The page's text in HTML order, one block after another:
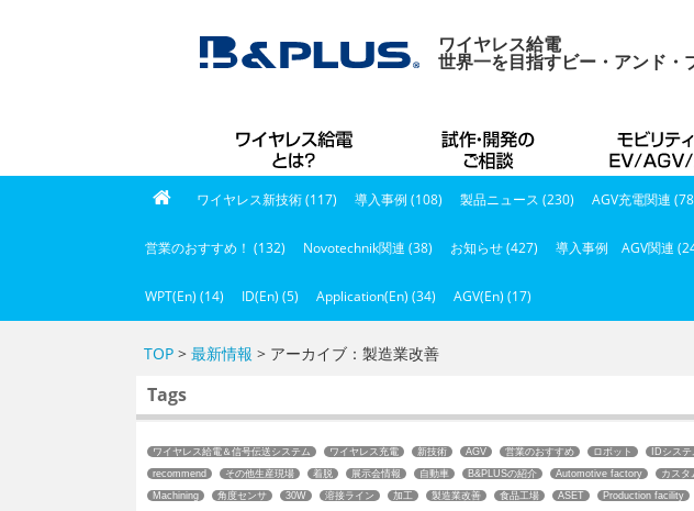
ワイヤレス給電
世界一を目指すビー・アンド・
ワイヤレス新技術 (117) 導入事例 (108) 製品ニュース (230) AGV充電関連
営業のおすすめ！ (132) Novotechnik関連 (38) お知らせ (427) 導入事例 AGV関連
WPT(En) (14) ID(En) (5) Application(En) (34) AGV(En) (17)
TOP >最新情報 > アーカイブ：製造業改善
Tags
ワイヤレス給電＆信号伝送システム ワイヤレス充電 新技術 AGV 営業のおすすめ ロボット IDシステ
recommend
その他生産現場 着脱 展示会情報 自動車 B&PLUSの紹介 Automotive factory カスタ
Machining
角度センサ 30W 溶接ライン 加工 製造業改善 食品工場 ASET Production facility